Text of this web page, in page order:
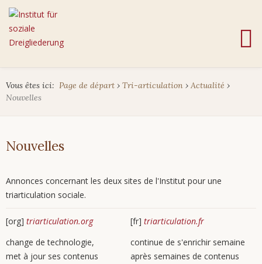
Vous êtes ici: Page de départ › Tri-articulation › Actualité ›
Nouvelles
Nouvelles
Annonces concernant les deux sites de l'Institut pour une
triarticulation sociale.
[org] triarticulation.org
change de technologie,
met à jour ses contenus
[fr] triarticulation.fr
continue de s'enrichir semaine
après semaines de contenus